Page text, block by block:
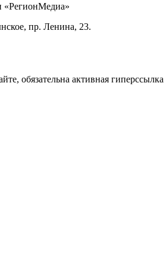
«РегионМедиа»
пр. Ленина, 23.
обязательна активная гиперссылка